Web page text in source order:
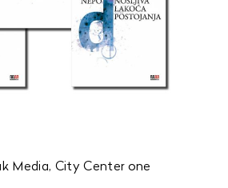
Media, City Center one